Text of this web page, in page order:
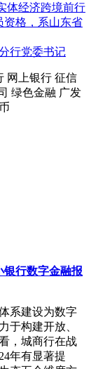
体经济跨境前行
资格，系山东省
行党委书记
网上银行 征信
绿色金融 广发
银行数字金融报
系建设为数字
于构建开放、
，城商行在战
年有显著提